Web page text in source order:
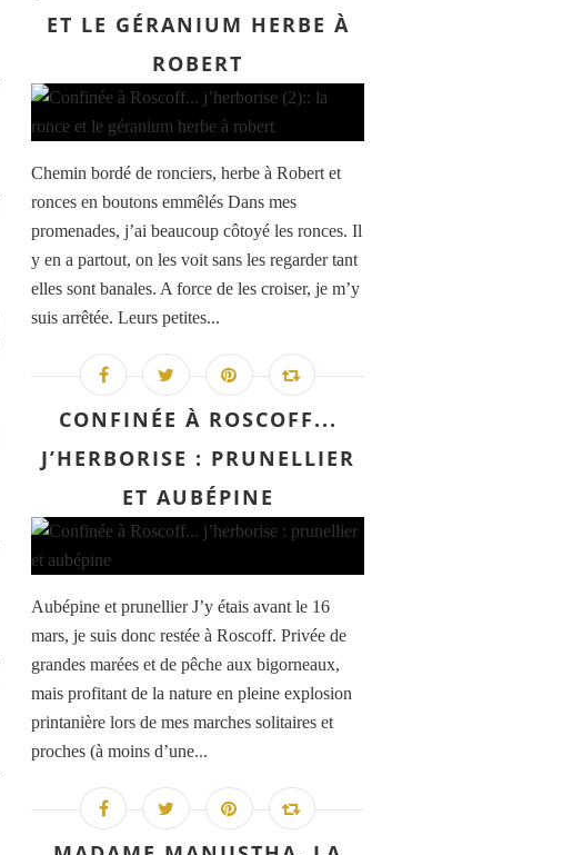
ET LE GÉRANIUM HERBE À
ROBERT
Chemin bordé de ronciers, herbe à Robert et
ronces en boutons emmêlés Dans mes
promenades, j’ai beaucoup côtoyé les ronces. Il
y en a partout, on les voit sans les regarder tant
elles sont banales. A force de les croiser, je m’y
suis arrêtée. Leurs petites...
CONFINÉE À ROSCOFF...
J’HERBORISE : PRUNELLIER
ET AUBÉPINE
Aubépine et prunellier J’y étais avant le 16
mars, je suis donc restée à Roscoff. Privée de
grandes marées et de pêche aux bigorneaux,
mais profitant de la nature en pleine explosion
printanière lors de mes marches solitaires et
proches (à moins d’une...